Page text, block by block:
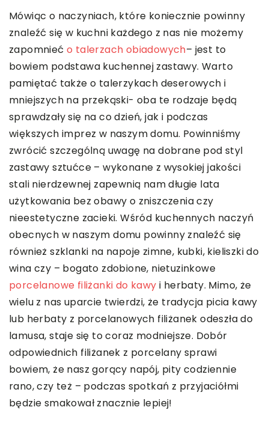
Mówiąc o naczyniach, które koniecznie powinny
znaleźć się w kuchni każdego z nas nie możemy
zapomniećo talerzach obiadowych– jest to
bowiem podstawa kuchennej zastawy. Warto
pamiętać także o talerzykach deserowych i
mniejszych na przekąski- oba te rodzaje będą
sprawdzały się na co dzień, jak i podczas
większych imprez w naszym domu. Powinniśmy
zwrócić szczególną uwagę na dobrane pod styl
zastawy sztućce – wykonane z wysokiej jakości
stali nierdzewnej zapewnią nam długie lata
użytkowania bez obawy o zniszczenia czy
nieestetyczne zacieki. Wśród kuchennych naczyń
obecnych w naszym domu powinny znaleźć się
również szklanki na napoje zimne, kubki, kieliszki do
wina czy – bogato zdobione, nietuzinkowe
porcelanowe filiżanki do kawy i herbaty. Mimo, że
wielu z nas uparcie twierdzi, że tradycja picia kawy
lub herbaty z porcelanowych filiżanek odeszła do
lamusa, staje się to coraz modniejsze. Dobór
odpowiednich filiżanek z porcelany sprawi
bowiem, że nasz gorący napój, pity codziennie
rano, czy też – podczas spotkań z przyjaciółmi
będzie smakował znacznie lepiej!